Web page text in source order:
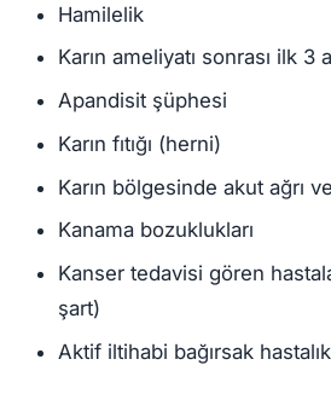
Hamilelik
Karın ameliyatı sonrası ilk 3
Apandisit şüphesi
Karın fıtığı (herni)
Karın bölgesinde akut ağrı
Kanama bozuklukları
Kanser tedavisi gören
şart)
Aktif iltihabi bağırsak